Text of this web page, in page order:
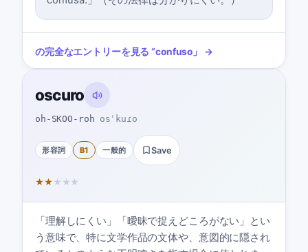
の完全なエントリーを見る “confuso 」 →
oscuro
oh-SKOO-roh osˈkuɾo
形容詞 B1 一般的 Save
★★ ★ ★ ★
「理解しにくい」「曖昧で捉えどころがない」とい
う意味で、特に文学作品の文体や、意図的に隠され